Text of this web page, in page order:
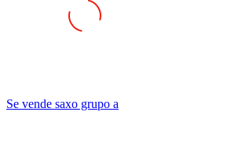
Se vende saxo grupo a